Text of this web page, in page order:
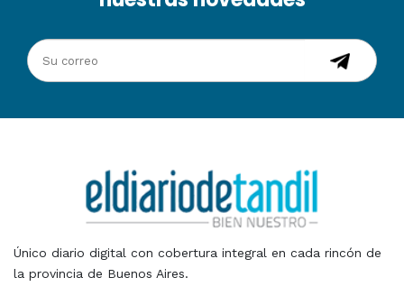
Único diario digital con cobertura integral en cada rincón de
la provincia de Buenos Aires.